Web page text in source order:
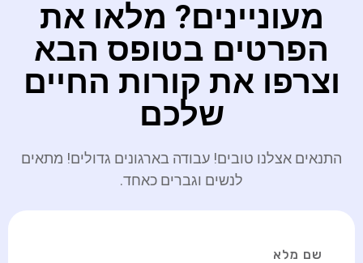
מעוניינים? מלאו את
הפרטים בטופס הבא
וצרפו את קורות החיים
שלכם
התנאים אצלנו טובים! עבודה בארגונים גדולים! מתאים
לנשים וגברים כאחד.
שם מלא